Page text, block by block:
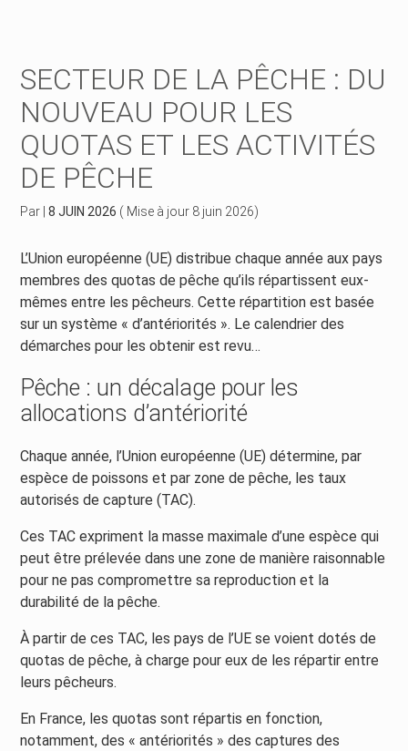
Développer votre entreprise
Construire votre patrimoine
Gérer vos ressources humaines
Dématérialiser vos documents
SECTEUR DE LA PÊCHE : DU
NOUVEAU POUR LES
QUOTAS ET LES ACTIVITÉS
DE PÊCHE
Par |8 JUIN 2026 ( Mise à jour 8 juin 2026)
L’Union européenne (UE) distribue chaque année aux pays
membres des quotas de pêche qu’ils répartissent eux-
mêmes entre les pêcheurs. Cette répartition est basée
sur un système « d’antériorités ». Le calendrier des
démarches pour les obtenir est revu…
Pêche : un décalage pour les
allocations d’antériorité
Chaque année, l’Union européenne (UE) détermine, par
espèce de poissons et par zone de pêche, les taux
autorisés de capture (TAC).
Ces TAC expriment la masse maximale d’une espèce qui
peut être prélevée dans une zone de manière raisonnable
pour ne pas compromettre sa reproduction et la
durabilité de la pêche.
À partir de ces TAC, les pays de l’UE se voient dotés de
quotas de pêche, à charge pour eux de les répartir entre
leurs pêcheurs.
En France, les quotas sont répartis en fonction,
notamment, des « antériorités » des captures des